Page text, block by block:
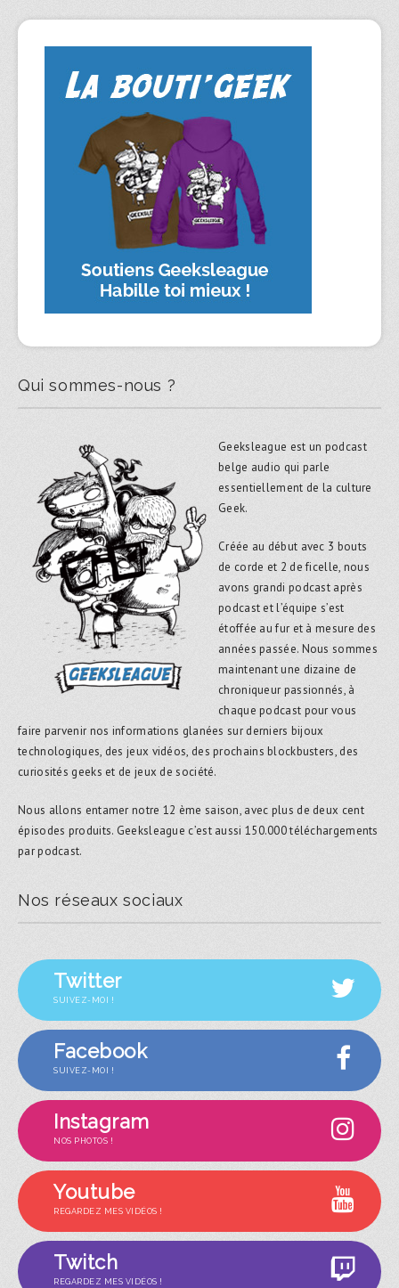
Qui sommes-nous ?
Geeksleague est un podcast
belge audio qui parle
essentiellement de la culture
Geek.
Créée au début avec 3 bouts
de corde et 2 de ficelle, nous
avons grandi podcast après
podcast et l’équipe s’est
étoffée au fur et à mesure des
années passée. Nous sommes
maintenant une dizaine de
chroniqueur passionnés, à
chaque podcast pour vous
faire parvenir nos informations glanées sur derniers bijoux
technologiques, des jeux vidéos, des prochains blockbusters, des
curiosités geeks et de jeux de société.
Nous allons entamer notre 12 ème saison, avec plus de deux cent
épisodes produits. Geeksleague c’est aussi 150.000 téléchargements
par podcast.
Nos réseaux sociaux
Twitter
SUIVEZ-MOI !
Facebook
SUIVEZ-MOI !
Instagram
NOS PHOTOS !
Youtube
REGARDEZ MES VIDÉOS !
Twitch
REGARDEZ MES VIDÉOS !